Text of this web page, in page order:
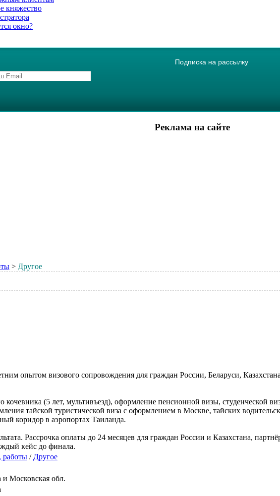
княжество
окно?
Подписка на рассылку
Реклама на сайте
> Другое
опытом визового сопровождения для граждан России, Беларуси,
(5 лет, мультивъезд), оформление пенсионной визы, студенческой
тайской туристической виза с оформлением в Москве, тайских
коридор в аэропортах Таиланда.
Рассрочка оплаты до 24 месяцев для граждан России и Казахстана,
кейс до финала.
работы / Другое
Московская обл.